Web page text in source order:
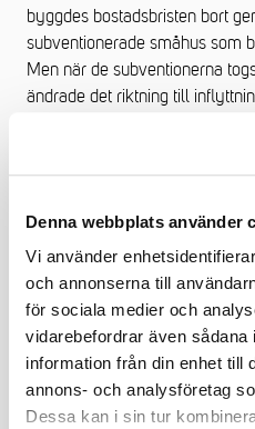
Denna webbplats använder
Vi använder
och annonserna till
för sociala medier och
vidarebefordrar även sådana
information från din enhet till
annons- och analysföretag
Dessa kan i sin tur
byggdes bostadsbristen bort
subventionerade småhus som
Men när de subventionerna
ändrade det riktning till
i Göteborg och Hammarby
sådana områden kvar och för
storstäderna, jordbruksmark,
åtkomlig. Och det hjälper inte
och där utan man måste
områden för sådant. Det skulle
bostadskris, eller i alla fall
Vilka bostadspolitiska åtgärder
2024?